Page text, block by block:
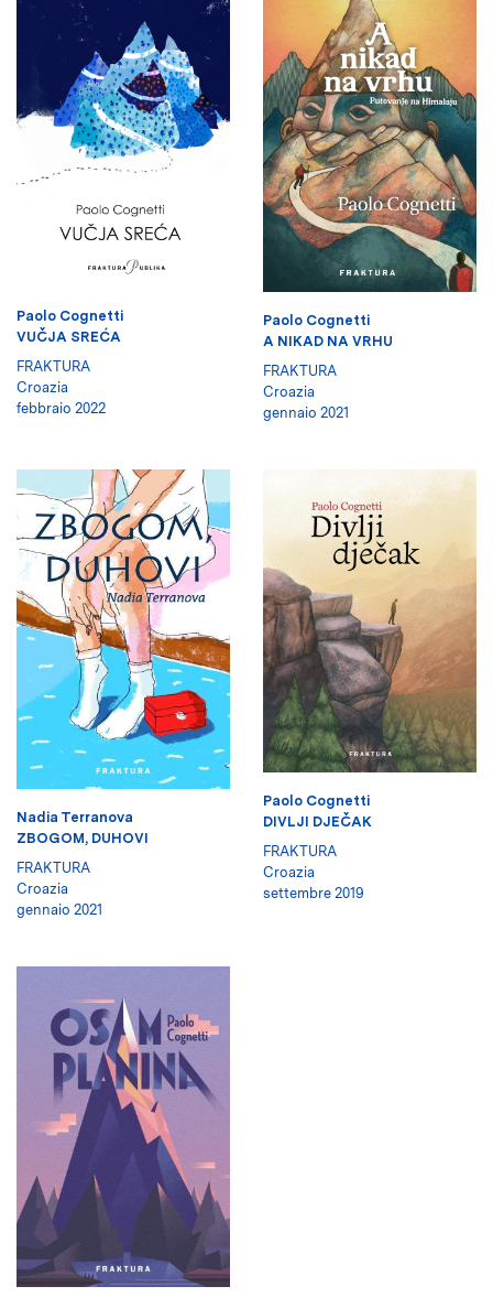
Paolo Cognetti
VUČJA SREĆA
FRAKTURA
Croazia
febbraio 2022
Paolo Cognetti
A NIKAD NA VRHU
FRAKTURA
Croazia
gennaio 2021
Nadia Terranova
ZBOGOM, DUHOVI
FRAKTURA
Croazia
gennaio 2021
Paolo Cognetti
DIVLJI DJEČAK
FRAKTURA
Croazia
settembre 2019